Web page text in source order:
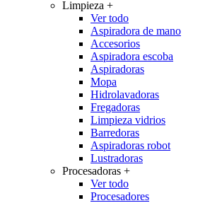
Limpieza +
Ver todo
Aspiradora de mano
Accesorios
Aspiradora escoba
Aspiradoras
Mopa
Hidrolavadoras
Fregadoras
Limpieza vidrios
Barredoras
Aspiradoras robot
Lustradoras
Procesadoras +
Ver todo
Procesadores